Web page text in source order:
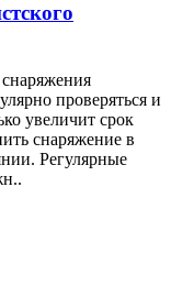
проверяться и
увеличит срок
снаряжение в
Регулярные